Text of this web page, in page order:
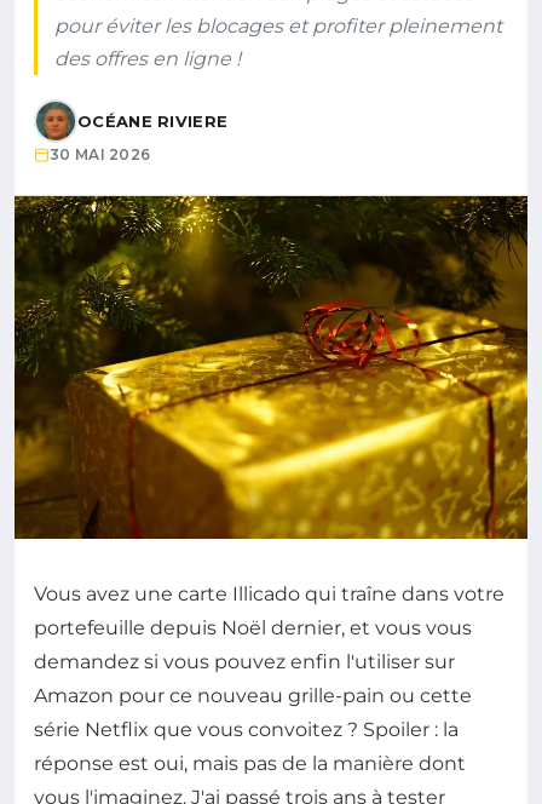
pour éviter les blocages et profiter pleinement
des offres en ligne !
OCÉANE RIVIERE
30 MAI 2026
Vous avez une carte Illicado qui traîne dans votre
portefeuille depuis Noël dernier, et vous vous
demandez si vous pouvez enfin l'utiliser sur
Amazon pour ce nouveau grille-pain ou cette
série Netflix que vous convoitez ? Spoiler : la
réponse est oui, mais pas de la manière dont
vous l'imaginez. J'ai passé trois ans à tester